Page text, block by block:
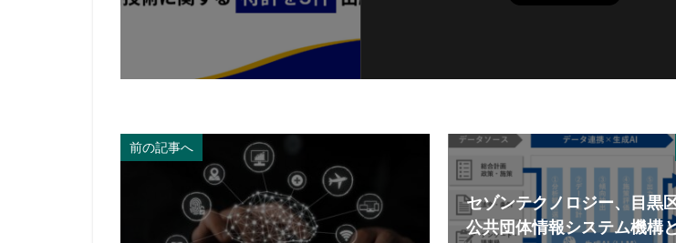
前の記事へ
セゾンテクノロジー、目黒
公共団体情報システム機構